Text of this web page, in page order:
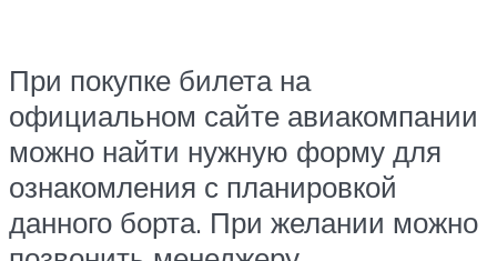
При покупке билета на
официальном сайте авиакомпании
можно найти нужную форму для
ознакомления с планировкой
данного борта. При желании можно